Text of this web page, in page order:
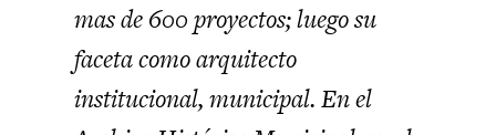
mas de 600 proyectos; luego su
faceta como arquitecto
institucional, municipal. En el